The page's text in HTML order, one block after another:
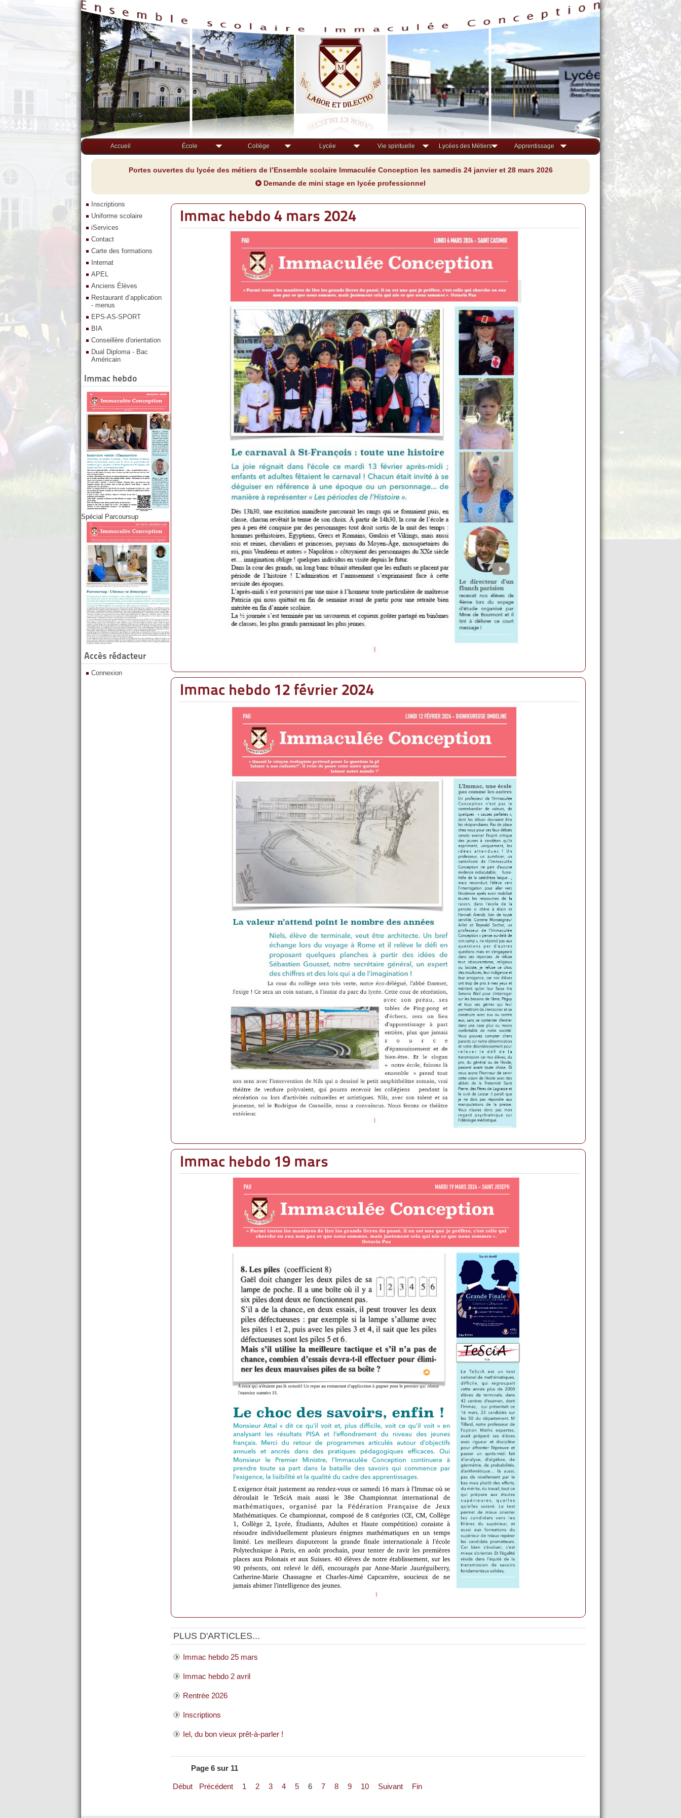
Accueil École Collège Lycée Vie spirituelle Lycées des Métiers Apprentissage
Portes ouvertes du lycée des métiers de l’Ensemble scolaire Immaculée Conception les samedis 24 janvier et 28 mars 2026
Demande de mini stage en lycée professionnel
Inscriptions
Uniforme scolaire
iServices
Contact
Carte des formations
Internat
APEL
Anciens Élèves
Restaurant d’application
- menus
EPS-AS-SPORT
BIA
Conseillère d'orientation
Dual Diploma - Bac
Américain
Immac hebdo
Spécial Parcoursup
Accès rédacteur
Connexion
Immac hebdo 4 mars 2024
Immac hebdo 12 février 2024
Immac hebdo 19 mars
PLUS D'ARTICLES...
Immac hebdo 25 mars
Immac hebdo 2 avril
Rentrée 2026
Inscriptions
Iel, du bon vieux prêt-à-parler !
Page 6 sur 11
Début Précédent 1 2 3 4 5 6 7 8 9 10 Suivant Fin